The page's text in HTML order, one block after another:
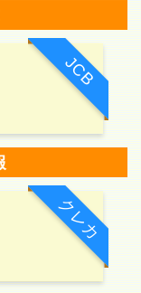
JCB
クレカ